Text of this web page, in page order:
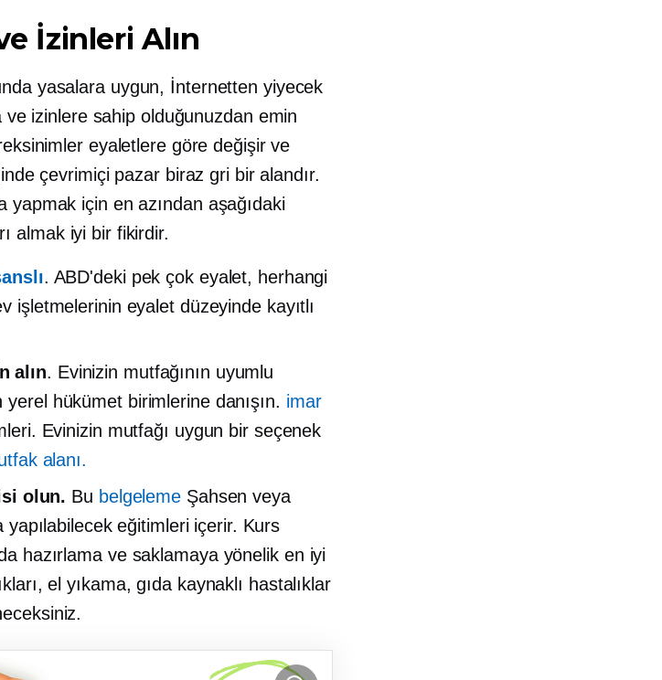
İzinleri Alın
yasalara uygun, İnternetten yiyecek
izinlere sahip olduğunuzdan emin
eyaletlere göre değişir ve
çevrimiçi pazar biraz gri bir alandır.
yapmak için en azından aşağıdaki
almak iyi bir fikirdir.
. ABD'deki pek çok eyalet, herhangi
işletmelerinin eyalet düzeyinde kayıtlı
alın. Evinizin mutfağının uyumlu
hükümet birimlerine danışın. imar
Evinizin mutfağı uygun bir seçenek
alanı.
olun. Bu belgeleme Şahsen veya
yapılabilecek eğitimleri içerir. Kurs
hazırlama ve saklamaya yönelik en iyi
el yıkama, gıda kaynaklı hastalıklar